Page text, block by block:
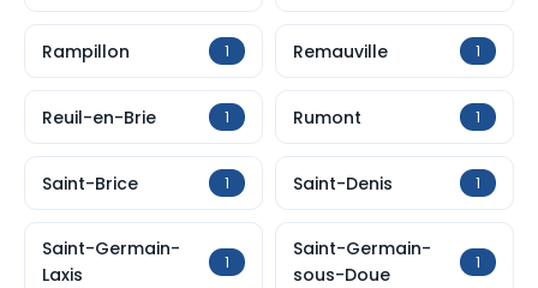
Rampillon 1 Remauville 1
Reuil-en-Brie 1 Rumont 1
Saint-Brice 1 Saint-Denis 1
Saint-Germain-
Laxis
1
Saint-Germain-
sous-Doue
1